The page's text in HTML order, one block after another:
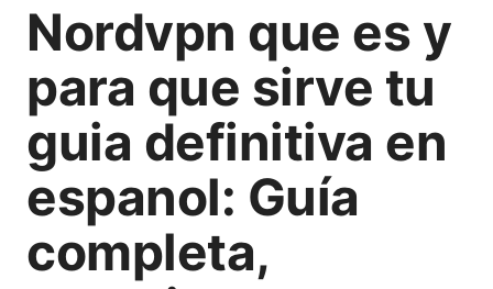
Nordvpn que es y
para que sirve tu
guia definitiva en
espanol: Guía
completa,